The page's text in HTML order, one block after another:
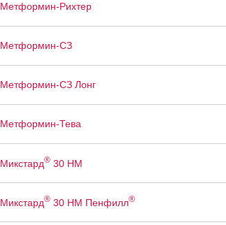
Метформин-Рихтер
Метформин-СЗ
Метформин-СЗ Лонг
Метформин-Тева
Микстард®30 HM
Микстард®30 НМ Пенфилл®